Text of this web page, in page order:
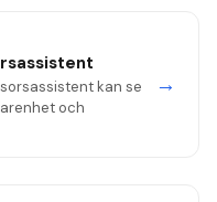
kan se
och
→